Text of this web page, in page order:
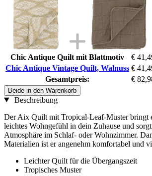
Chic Antique Quilt mit Blattmotiv
€
Chic Antique Vintage Quilt, Walnuss €
Gesamtpreis:
€
Beide in den Warenkorb
Beschreibung
Der Aix Quilt mit Tropical-Leaf-Muster bringt
leichtes Wohngefühl in dein Zuhause und
Atmosphäre im Schlaf- oder Wohnzimmer.
Materialien ist er angenehm komfortabel und
Leichter Quilt für die Übergangszeit
Tropisches Muster